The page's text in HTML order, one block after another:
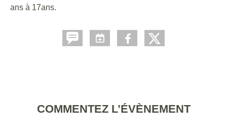
ans à 17ans.
COMMENTEZ L’ÉVÈNEMENT